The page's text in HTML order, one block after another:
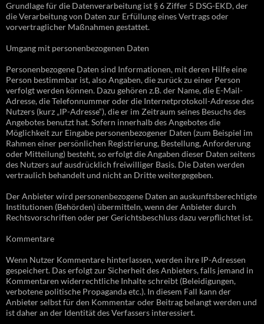
Grundlage für die Datenverarbeitung ist § 6 Ziffer 5 DSG-EKD, der
die Verarbeitung von Daten zur Erfüllung eines Vertrags oder
vorvertraglicher Maßnahmen gestattet.
Umgang mit personenbezogenen Daten
Personenbezogene Daten sind Informationen, mit deren Hilfe eine
Person bestimmbar ist, also Angaben, die zurück zu einer Person
verfolgt werden können. Dazu gehören z.B. der Name, die E-Mail-
Adresse, die Telefonnummer oder die Internetprotokoll-Adresse des
Nutzers (kurz „IP-Adresse“), die er im Zeitraum seines Besuchs des
Angebotes benutzt hat. Sofern innerhalb des Angebotes die
Möglichkeit zur Eingabe personenbezogener Daten (zum Beispiel im
Rahmen einer persönlichen Registrierung, Bestellung, Anforderung
oder Mitteilung) besteht, so erfolgt die Angaben dieser Daten seitens
des Nutzers auf ausdrücklich freiwilliger Basis. Die Daten werden
vertraulich behandelt und nicht an Dritte weitergegeben.
Der Anbieter wird personenbezogene Daten an auskunftsberechtigte
Institutionen (Behörden) übermitteln, wenn der Anbieter durch
Rechtsvorschriften oder per Gerichtsbeschluss dazu verpflichtet ist.
Kommentare
Wenn Nutzer Kommentare hinterlassen, werden ihre IP-Adressen
gespeichert. Das erfolgt zur Sicherheit des Anbieters, falls jemand in
Kommentaren widerrechtliche Inhalte schreibt (Beleidigungen,
verbotene politische Propaganda etc.). In diesem Fall kann der
Anbieter selbst für den Kommentar oder Beitrag belangt werden und
ist daher an der Identität des Verfassers interessiert.